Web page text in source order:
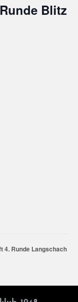
Blitz
4. Runde Langschach